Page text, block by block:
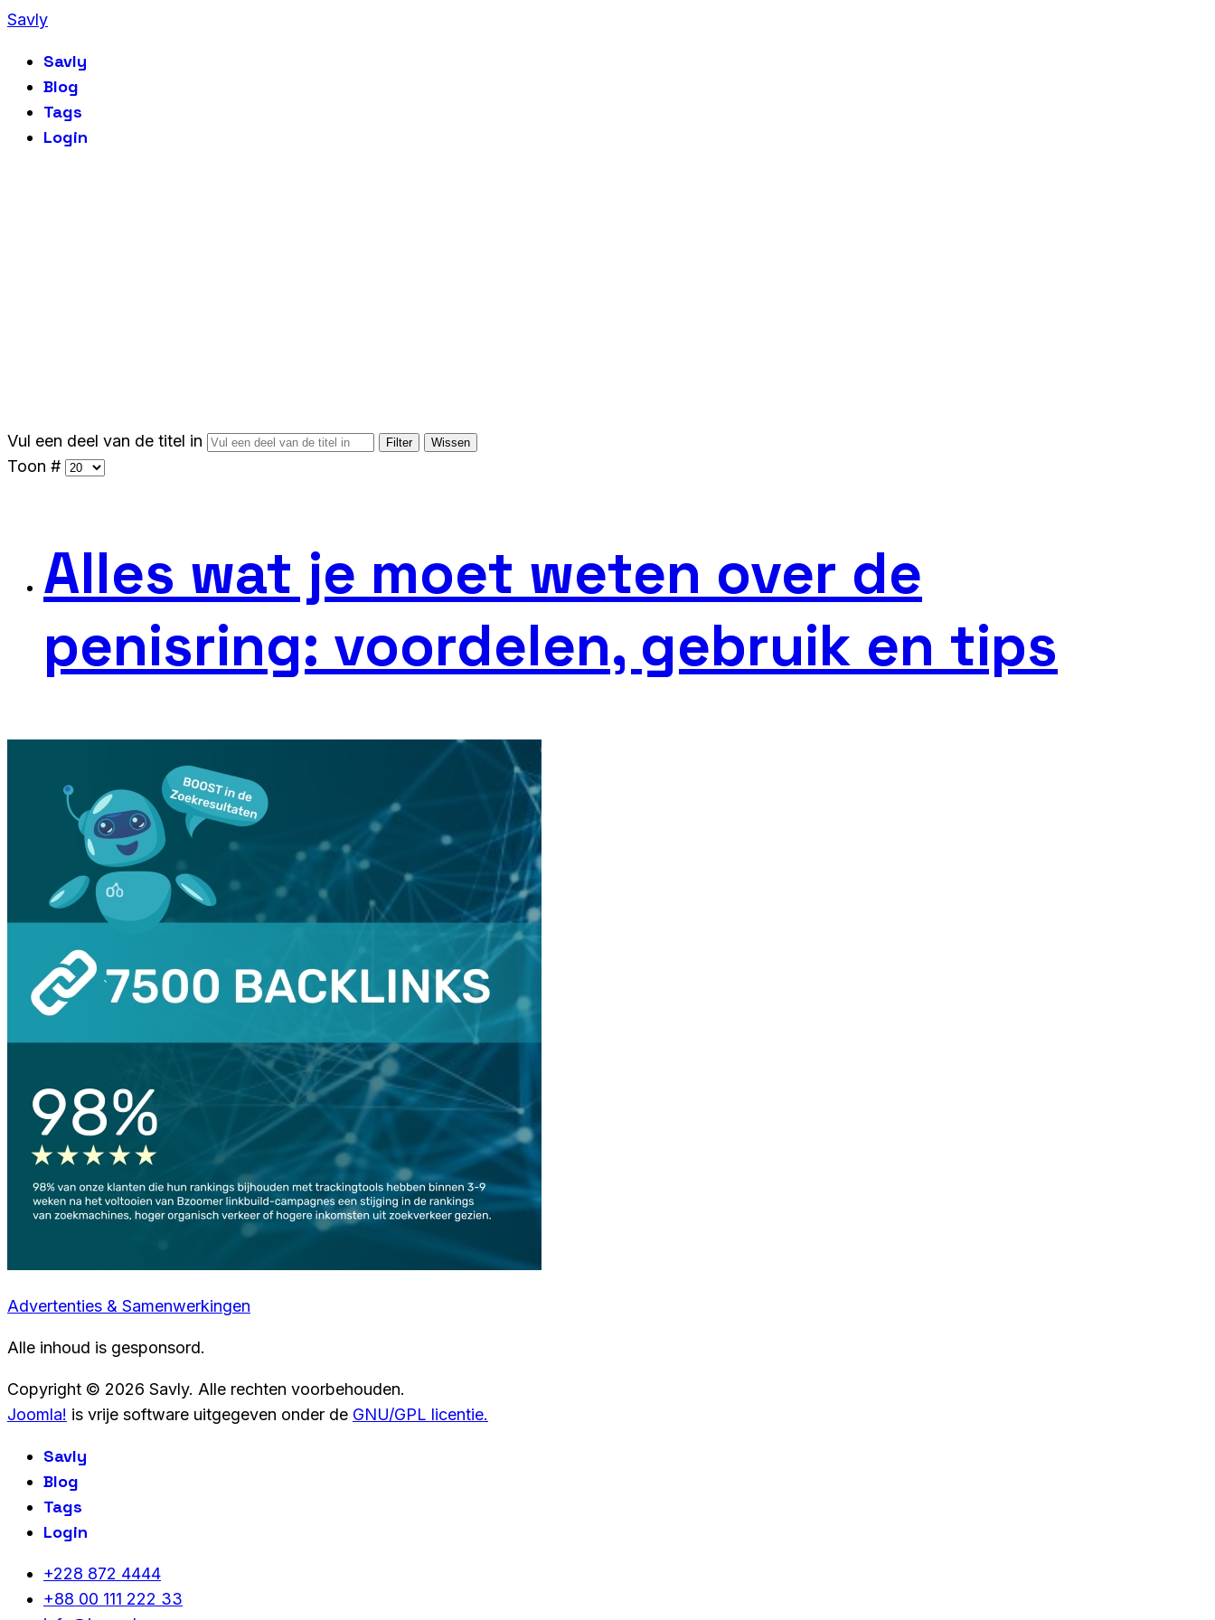
Savly
Savly
Blog
Tags
Login
Vul een deel van de titel in Filter Wissen
Toon #
Alles wat je moet weten over de
penisring: voordelen, gebruik en tips
Advertenties & Samenwerkingen
Alle inhoud is gesponsord.
Copyright © 2026 Savly. Alle rechten voorbehouden.
Joomla! is vrije software uitgegeven onder de GNU/GPL licentie.
Savly
Blog
Tags
Login
+228 872 4444
+88 00 111 222 33